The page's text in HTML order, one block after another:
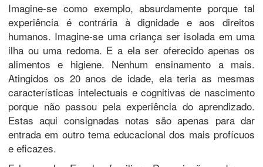
Imagine-se como exemplo, absurdamente porque tal
experiência é contrária à dignidade e aos direitos
humanos. Imagine-se uma criança ser isolada em uma
ilha ou uma redoma. E a ela ser oferecido apenas os
alimentos e higiene. Nenhum ensinamento a mais.
Atingidos os 20 anos de idade, ela teria as mesmas
características intelectuais e cognitivas de nascimento
porque não passou pela experiência do aprendizado.
Estas aqui consignadas notas são apenas para dar
entrada em outro tema educacional dos mais profícuos
e eficazes.